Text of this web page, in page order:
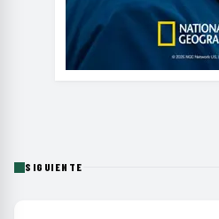
SIGUIENTE